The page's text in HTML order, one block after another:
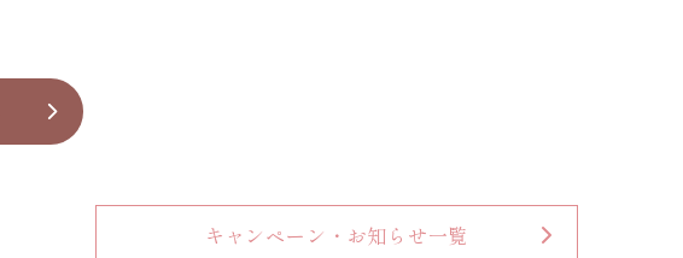
キャンペーン・お知らせ一覧